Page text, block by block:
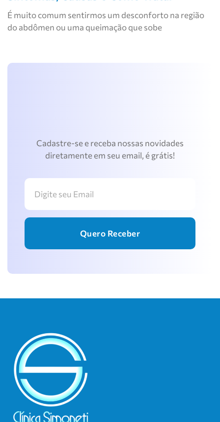
É muito comum sentirmos um desconforto na região
do abdômen ou uma queimação que sobe
Cadastre-se e receba nossas novidades
diretamente em seu email, é grátis!
Quero Receber